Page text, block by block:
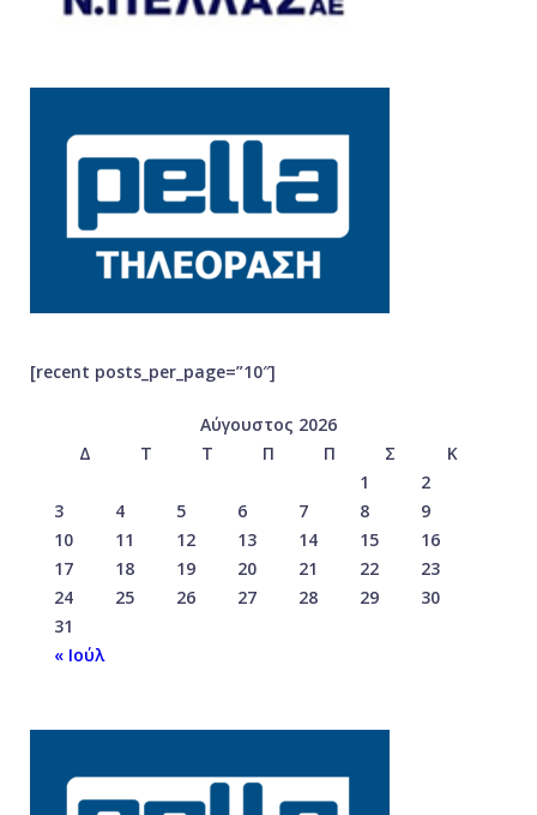
[recent posts_per_page=”10″]
Αύγουστος 2026
Δ
Τ Τ Π Π Σ
Κ
1
2
3
4 5 6 7 8
9
10
11 12 13 14 15
16
17
18 19 20 21 22
23
24
25 26 27 28 29
30
31
« Ιούλ